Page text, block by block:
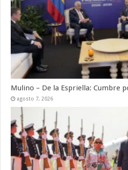
Mulino – De la Espriella: Cumbre
agosto 7, 2026